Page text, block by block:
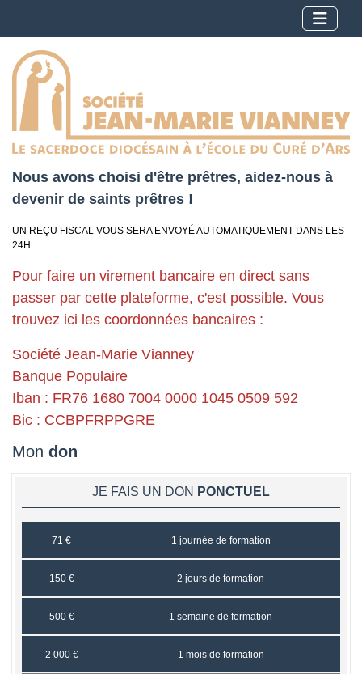
Nous avons choisi d'être prêtres, aidez-nous à
devenir de saints prêtres !
UN REÇU FISCAL VOUS SERA ENVOYÉ AUTOMATIQUEMENT DANS LES
24H.
Pour faire un virement bancaire en direct sans
passer par cette plateforme, c'est possible. Vous
trouvez ici les coordonnées bancaires :
Société Jean-Marie Vianney
Banque Populaire
Iban : FR76 1680 7004 0000 1045 0509 592
Bic : CCBPFRPPGRE
Mon don
JE FAIS UN DON PONCTUEL
71 € 1 journée de formation
150 € 2 jours de formation
500 € 1 semaine de formation
2 000 € 1 mois de formation